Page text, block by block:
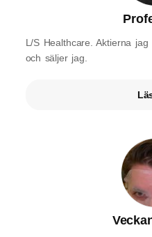
L/S Healthcare. Aktierna
och säljer jag.